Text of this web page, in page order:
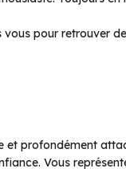
pour retrouver de
et profondément
Vous